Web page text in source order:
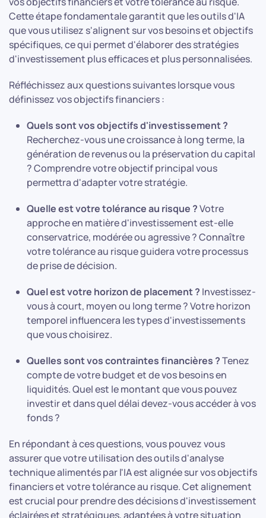
Cette étape fondamentale garantit que les outils d'IA
que vous utilisez s'alignent sur vos besoins et objectifs
spécifiques, ce qui permet d'élaborer des stratégies
d'investissement plus efficaces et plus personnalisées.
Réfléchissez aux questions suivantes lorsque vous
définissez vos objectifs financiers :
Quels sont vos objectifs d'investissement ?
Recherchez-vous une croissance à long terme, la
génération de revenus ou la préservation du capital
? Comprendre votre objectif principal vous
permettra d'adapter votre stratégie.
Quelle est votre tolérance au risque ?Votre
approche en matière d'investissement est-elle
conservatrice, modérée ou agressive ? Connaître
votre tolérance au risque guidera votre processus
de prise de décision.
Quel est votre horizon de placement ? Investissez-
vous à court, moyen ou long terme ? Votre horizon
temporel influencera les types d'investissements
que vous choisirez.
Quelles sont vos contraintes financières ?Tenez
compte de votre budget et de vos besoins en
liquidités. Quel est le montant que vous pouvez
investir et dans quel délai devez-vous accéder à vos
fonds ?
En répondant à ces questions, vous pouvez vous
assurer que votre utilisation des outils d'analyse
technique alimentés par l'IA est alignée sur vos objectifs
financiers et votre tolérance au risque. Cet alignement
est crucial pour prendre des décisions d'investissement
éclairées et stratégiques, adaptées à votre situation